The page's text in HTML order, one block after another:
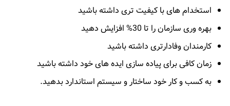
استخدام های با کیفیت تری داشته باشید
بهره وری سازمان را تا 30% افزایش دهید
کارمندان وفادارتری داشته باشید
زمان کافی برای پیاده سازی ایده های خود داشته باشید
به کسب و کار خود ساختار و سیستم استاندارد بدهید.